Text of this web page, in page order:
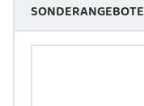
SONDERANGEBOTE